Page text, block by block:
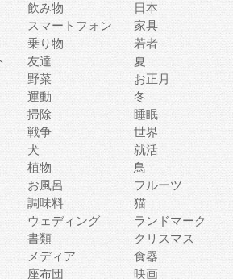
飲み物 日本
スマートフォン 家具
乗り物 若者
友達 夏
野菜 お正月
運動 冬
掃除 睡眠
戦争 世界
犬 就活
植物 鳥
お風呂 フルーツ
調味料 猫
ウェディング ランドマーク
書類 クリスマス
メディア 食器
座布団 映画